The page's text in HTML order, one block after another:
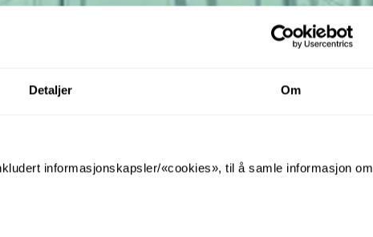
Detaljer Om
informasjonskapsler/«cookies», til å samle informasjon om